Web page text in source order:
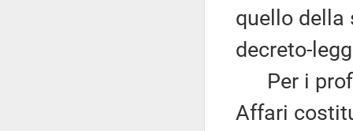
quello
decreto-
Per i
Affari